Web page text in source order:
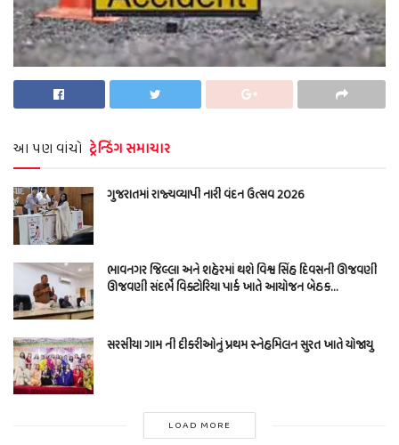
આ પણ વાંચો ટ્રેન્ડિંગ સમાચાર
ગુજરાતમાં રાજ્યવ્યાપી નારી વંદન ઉત્સવ 2026
ભાવનગર જિલ્લા અને શહેરમાં થશે વિશ્વ સિંહ દિવસની ઊજવણી
ઊજવણી સંદર્ભે વિક્ટોરિયા પાર્ક ખાતે આયોજન બેઠક…
સરસીયા ગામ ની દીકરીઓનું પ્રથમ સ્નેહમિલન સુરત ખાતે યોજાયુ
LOAD MORE